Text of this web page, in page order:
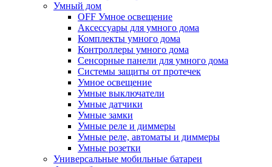
Умный дом
OFF Умное освещение
Аксессуары для умного дома
Комплекты умного дома
Контроллеры умного дома
Сенсорные панели для умного дома
Системы защиты от протечек
Умное освещение
Умные выключатели
Умные датчики
Умные замки
Умные реле и диммеры
Умные реле, автоматы и диммеры
Умные розетки
Универсальные мобильные батареи